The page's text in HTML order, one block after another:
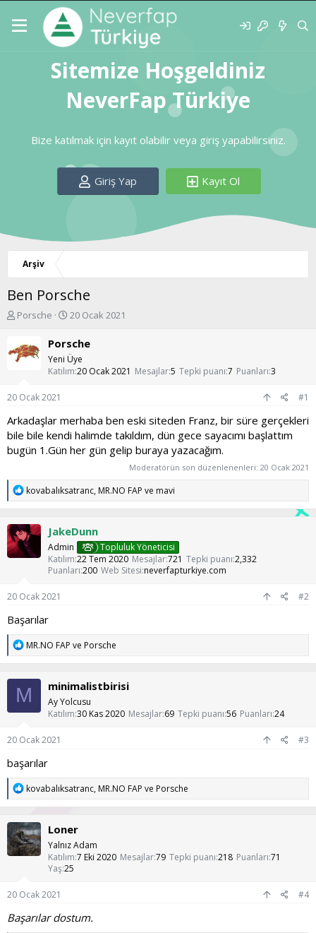
Sitemize Hoşgeldiniz
NeverFap Türkiye
Bize katılmak için kayıt olabilir veya giriş yapabilirsiniz.
Giriş Yap Kayıt Ol
Arşiv
Ben Porsche
K
u
y
a
ş
l
a
t
Porsche
B
ş
l
a
n
ç
t
a
r
i
20 Ocak 2021
Porsche
Yeni Üye
Katılım 20 Ocak 2021 Mesajlar5 Tepki puanı 7 Puanları 3
20 Ocak 2021 #1
Arkadaşlar merhaba ben eski siteden Franz, bir süre gerçekleri
bile bile kendi halimde takıldım, dün gece sayacımı başlattım
bugün 1.Gün her gün gelip buraya yazacağım.
Moderatörün son düzenlenenleri: 20 Ocak 2021
T
p
k
i
l
e
kovabalıksatranc,MR.NO FAP ve mavi
JakeDunn
Admin
Topluluk Yöneticisi
Katılım 22 Tem 2020 Mesajlar721 Tepki puanı 2,332
Puanları 200 Web Sitesi neverfapturkiye.com
20 Ocak 2021 #2
Başarılar
T
p
k
i
l
e
MR.NO FAP ve Porsche
M minimalistbirisi
Ay Yolcusu
Katılım 30 Kas 2020 Mesajlar 69 Tepki puanı 56 Puanları 24
20 Ocak 2021 #3
başarılar
T
p
k
i
l
e
kovabalıksatranc,MR.NO FAP ve Porsche
Loner
Yalnız Adam
Katılım 7 Eki 2020 Mesajlar79 Tepki puanı 218 Puanları 71
Yaş 25
20 Ocak 2021 #4
Başarılar dostum.